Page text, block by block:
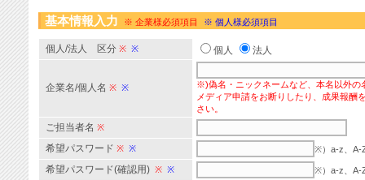
基本情報入力 ※ 企業様必須項目 ※ 個人様必須項目
個人/法人 区分 ※ ※ 個人 法人
企業名/個人名 ※ ※
※)偽名・ニックネームなど、本名以外の
メディア申請をお断りしたり、成果報酬
さい。
ご担当者名 ※
希望パスワード ※ ※ ※）a-z、A-
希望パスワード(確認用) ※ ※ ※）a-z、A-